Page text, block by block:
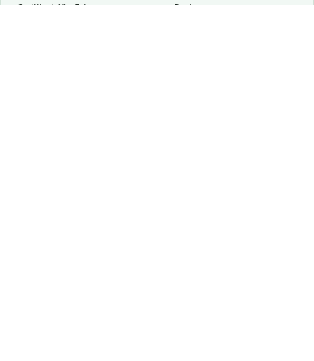
Quillbot für Edge
Preise